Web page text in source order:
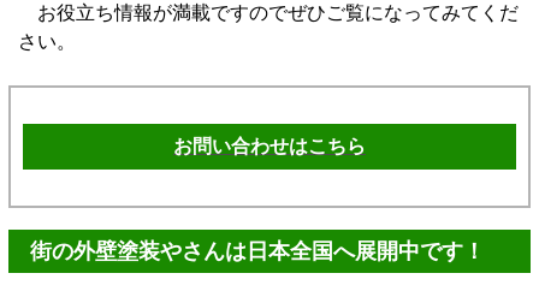
お役立ち情報が満載ですのでぜひご覧になってみてくだ
さい。
お問い合わせはこちら
街の外壁塗装やさんは日本全国へ展開中です！